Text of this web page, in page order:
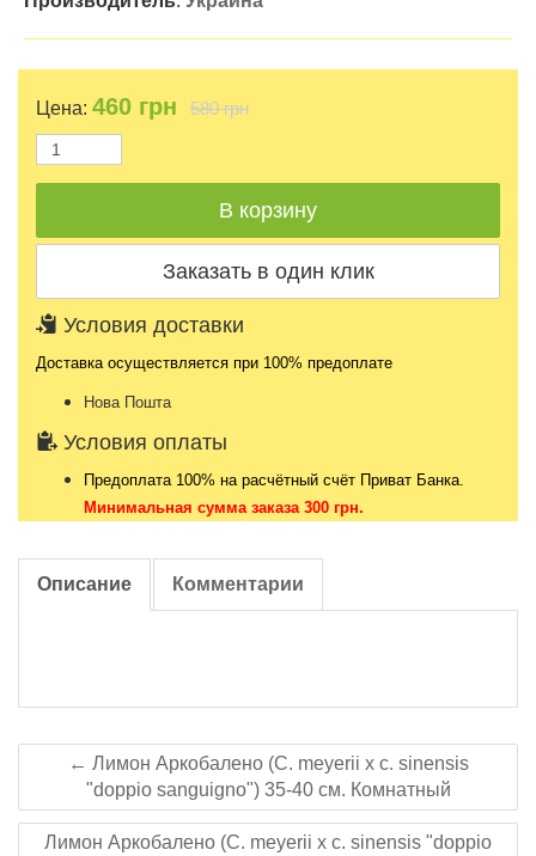
Цена: 460 грн 580 грн
Условия доставки
Доставка осуществляется при 100% предоплате
Нова Пошта
Условия оплаты
Предоплата 100% на расчётный счёт Приват Банка.
Минимальная сумма заказа 300 грн.
Описание Комментарии
← Лимон Аркобалено (C. meyerii x c. sinensis
"doppio sanguigno") 35-40 см. Комнатный
Лимон Аркобалено (C. meyerii x c. sinensis "doppio